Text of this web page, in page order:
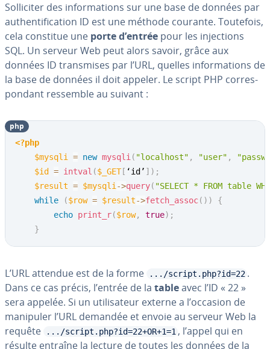
Sol­li­ci­ter des in­for­ma­tions sur une base de données par
au­then­ti­fi­ca­tion ID est une méthode courante. Toutefois,
cela constitue une porte d’entrée pour les in­jec­tions
SQL. Un serveur Web peut alors savoir, grâce aux
données ID trans­mises par l’URL, quelles in­for­ma­tions de
la base de données il doit appeler. Le script PHP cor­res­
pon­dant ressemble au suivant :
<?php
$mysqli
= new mysqli ( "localhost" , "user" ,
$id
= intval ($_GET[ ‘id’ ] ) ;
$result = $mysqli ->query( "SELECT * FROM table
while
($row = $result->fetch_assoc( ) )
{
echo print_r($row, true) ;
}
php
L’URL attendue est de la forme .../script.php?id=22 .
Dans ce cas précis, l’entrée de la tableavec l’ID « 22 »
sera appelée. Si un uti­li­sa­teur externe a l’occasion de
manipuler l’URL demandée et envoie au serveur Web la
requête
.../script.php?id=22+OR+1=1 , l’appel qui en
résulte entraîne la lecture de toutes les données de la